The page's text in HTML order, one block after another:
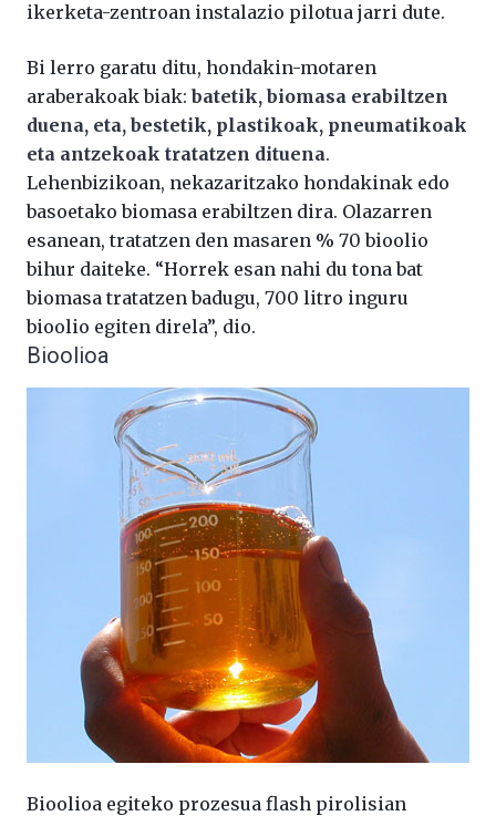
ikerketa-zentroan instalazio pilotua jarri dute.
Bi lerro garatu ditu, hondakin-motaren
araberakoak biak:batetik, biomasa erabiltzen
duena, eta, bestetik, plastikoak, pneumatikoak
eta antzekoak tratatzen dituena.
Lehenbizikoan, nekazaritzako hondakinak edo
basoetako biomasa erabiltzen dira. Olazarren
esanean, tratatzen den masaren % 70 bioolio
bihur daiteke. “Horrek esan nahi du tona bat
biomasa tratatzen badugu, 700 litro inguru
bioolio egiten direla”, dio.
Bioolioa
Bioolioa egiteko prozesua flash pirolisian